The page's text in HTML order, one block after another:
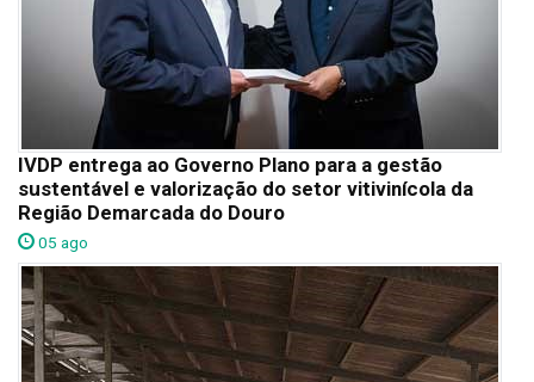
IVDP entrega ao Governo Plano para a gestão
sustentável e valorização do setor vitivinícola da
Região Demarcada do Douro
05 ago